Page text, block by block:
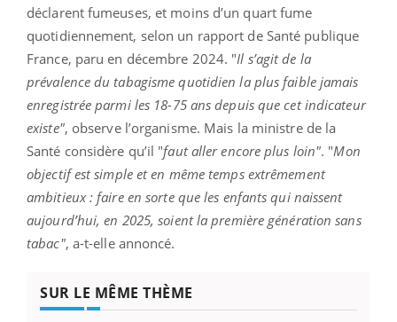
déclarent fumeuses, et moins d’un quart fume
quotidiennement, selon un rapport de Santé publique
France, paru en décembre 2024. "Il s’agit de la
prévalence du tabagisme quotidien la plus faible jamais
enregistrée parmi les 18-75 ans depuis que cet indicateur
existe", observe l’organisme. Mais la ministre de la
Santé considère qu’il "faut aller encore plus loin". "Mon
objectif est simple et en même temps extrêmement
ambitieux : faire en sorte que les enfants qui naissent
aujourd’hui, en 2025, soient la première génération sans
tabac", a-t-elle annoncé.
SUR LE MÊME THÈME